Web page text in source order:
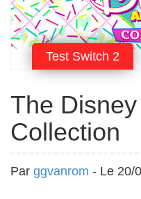
Test Switch 2
The
Collection
Par ggvanrom - Le 20/